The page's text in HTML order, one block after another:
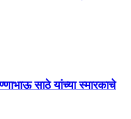
साठे यांच्या स्मारकाचे